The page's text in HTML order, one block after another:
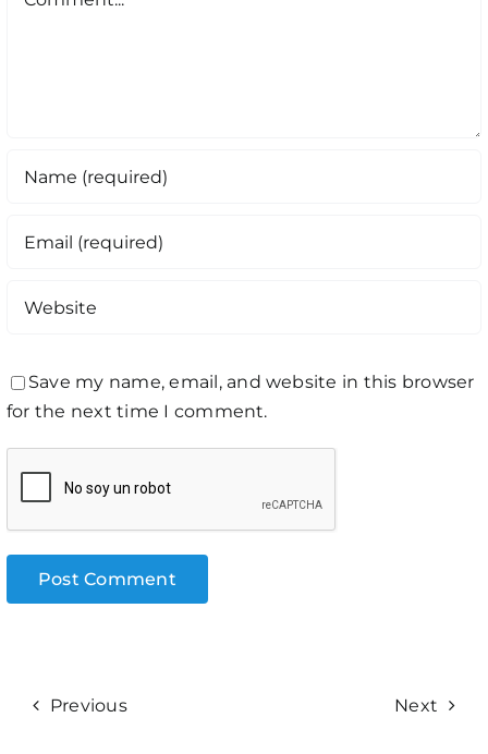
Save my name, email, and website in this browser
for the next time I comment.
Previous Next